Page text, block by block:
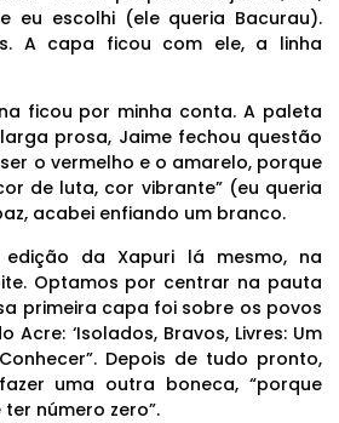
eu escolhi (ele queria Bacurau).
A capa ficou com ele, a linha
ficou por minha conta. A paleta
prosa, Jaime fechou questão
o vermelho e o amarelo, porque
de luta, cor vibrante” (eu queria
acabei enfiando um branco.
edição da Xapuri lá mesmo, na
Optamos por centrar na pauta
primeira capa foi sobre os povos
Acre: ‘Isolados, Bravos, Livres: Um
Depois de tudo pronto,
uma outra boneca, “porque
número zero”.